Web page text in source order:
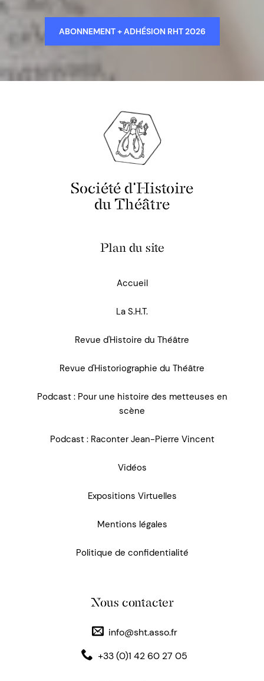
ABONNEMENT + ADHÉSION RHT 2026
Société d'Histoire
du Théâtre
Plan du site
Accueil
La S.H.T.
Revue d'Histoire du Théâtre
Revue d'Historiographie du Théâtre
Podcast : Pour une histoire des metteuses en
scène
Podcast : Raconter Jean-Pierre Vincent
Vidéos
Expositions Virtuelles
Mentions légales
Politique de confidentialité
Nous contacter
info@sht.asso.fr
+33 (0)1 42 60 27 05